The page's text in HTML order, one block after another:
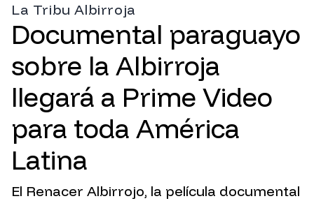
La Tribu Albirroja
Documental paraguayo
sobre la Albirroja
llegará a Prime Video
para toda América
Latina
El Renacer Albirrojo, la película documental